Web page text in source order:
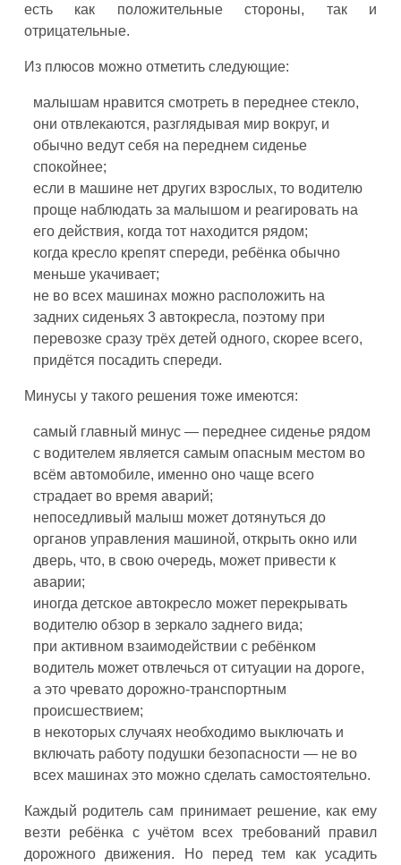
есть как положительные стороны, так и
отрицательные.
Из плюсов можно отметить следующие:
малышам нравится смотреть в переднее стекло,
они отвлекаются, разглядывая мир вокруг, и
обычно ведут себя на переднем сиденье
спокойнее;
если в машине нет других взрослых, то водителю
проще наблюдать за малышом и реагировать на
его действия, когда тот находится рядом;
когда кресло крепят спереди, ребёнка обычно
меньше укачивает;
не во всех машинах можно расположить на
задних сиденьях 3 автокресла, поэтому при
перевозке сразу трёх детей одного, скорее всего,
придётся посадить спереди.
Минусы у такого решения тоже имеются:
самый главный минус — переднее сиденье рядом
с водителем является самым опасным местом во
всём автомобиле, именно оно чаще всего
страдает во время аварий;
непоседливый малыш может дотянуться до
органов управления машиной, открыть окно или
дверь, что, в свою очередь, может привести к
аварии;
иногда детское автокресло может перекрывать
водителю обзор в зеркало заднего вида;
при активном взаимодействии с ребёнком
водитель может отвлечься от ситуации на дороге,
а это чревато дорожно-транспортным
происшествием;
в некоторых случаях необходимо выключать и
включать работу подушки безопасности — не во
всех машинах это можно сделать самостоятельно.
Каждый родитель сам принимает решение, как ему
везти ребёнка с учётом всех требований правил
дорожного движения. Но перед тем как усадить